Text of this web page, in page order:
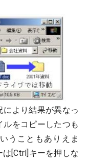
により結果が異なっ
をコピーしたつも
うこともありえま
[Ctrl]キーを押しな